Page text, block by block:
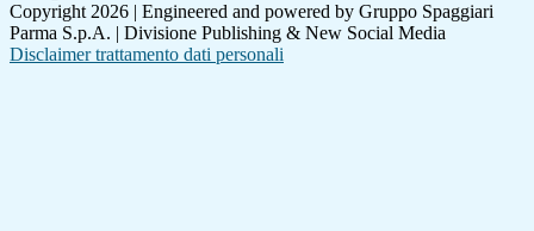
Copyright 2026 | Engineered and powered by Gruppo Spaggiari
Parma S.p.A. | Divisione Publishing & New Social Media
Disclaimer trattamento dati personali